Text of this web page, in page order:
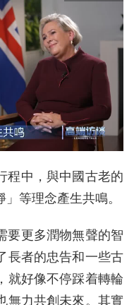
程中，與中國古老的
等理念產生共鳴。
要更多潤物無聲的智
長者的忠告和一些古
就好像不停踩着轉輪
無力共創未來。其實